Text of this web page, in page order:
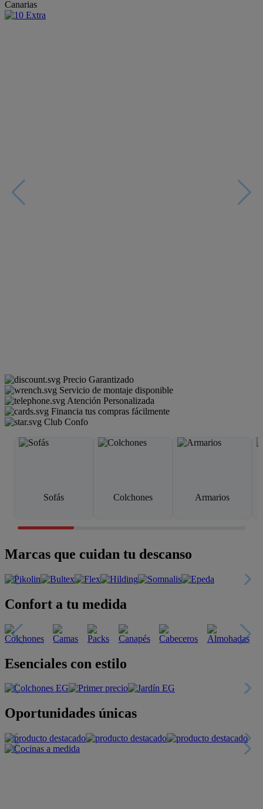
Canarias
Precio Garantizado
Servicio de montaje disponible
Atención Personalizada
Financia tus compras fácilmente
Club Confo
Sofás Colchones Armarios
Marcas que cuidan tu descanso
Confort a tu medida
Esenciales con estilo
Oportunidades únicas